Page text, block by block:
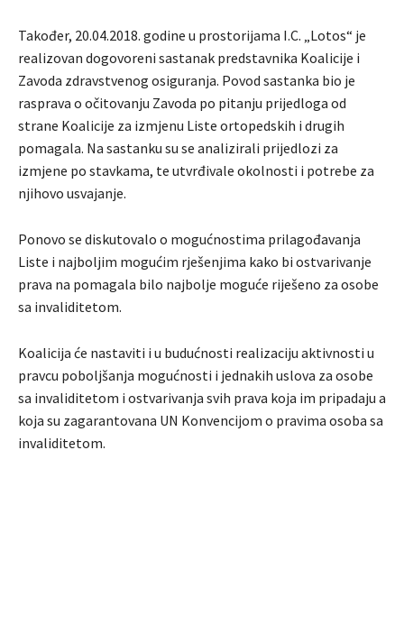
Također, 20.04.2018. godine u prostorijama I.C. „Lotos“ je
realizovan dogovoreni sastanak predstavnika Koalicije i
Zavoda zdravstvenog osiguranja. Povod sastanka bio je
rasprava o očitovanju Zavoda po pitanju prijedloga od
strane Koalicije za izmjenu Liste ortopedskih i drugih
pomagala. Na sastanku su se analizirali prijedlozi za
izmjene po stavkama, te utvrđivale okolnosti i potrebe za
njihovo usvajanje.
Ponovo se diskutovalo o mogućnostima prilagođavanja
Liste i najboljim mogućim rješenjima kako bi ostvarivanje
prava na pomagala bilo najbolje moguće riješeno za osobe
sa invaliditetom.
Koalicija će nastaviti i u budućnosti realizaciju aktivnosti u
pravcu poboljšanja mogućnosti i jednakih uslova za osobe
sa invaliditetom i ostvarivanja svih prava koja im pripadaju a
koja su zagarantovana UN Konvencijom o pravima osoba sa
invaliditetom.